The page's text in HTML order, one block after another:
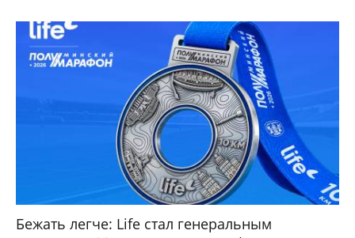
Бежать легче: Life стал генеральным